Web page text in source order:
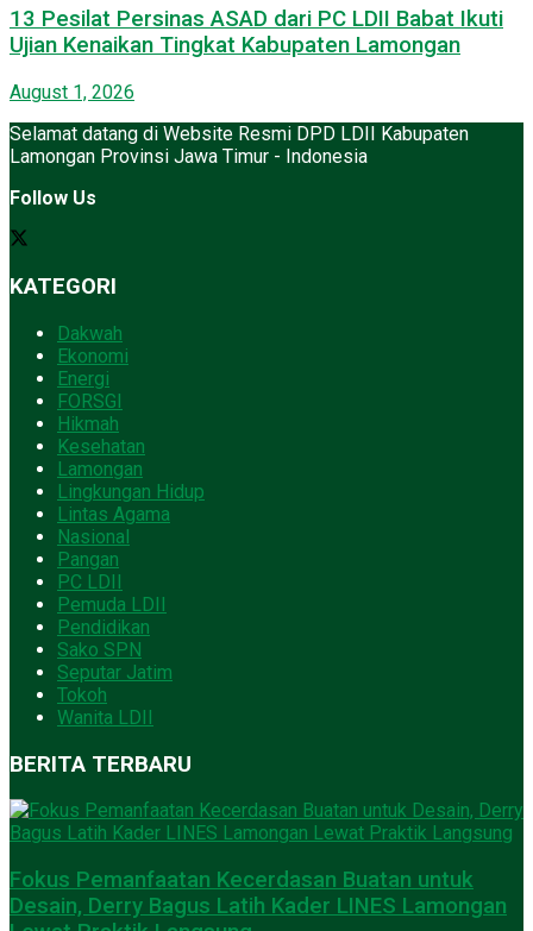
13 Pesilat Persinas ASAD dari PC LDII Babat Ikuti
Ujian Kenaikan Tingkat Kabupaten Lamongan
August 1, 2026
Selamat datang di Website Resmi DPD LDII Kabupaten
Lamongan Provinsi Jawa Timur - Indonesia
Follow Us
KATEGORI
Dakwah
Ekonomi
Energi
FORSGI
Hikmah
Kesehatan
Lamongan
Lingkungan Hidup
Lintas Agama
Nasional
Pangan
PC LDII
Pemuda LDII
Pendidikan
Sako SPN
Seputar Jatim
Tokoh
Wanita LDII
BERITA TERBARU
Fokus Pemanfaatan Kecerdasan Buatan untuk
Desain, Derry Bagus Latih Kader LINES Lamongan